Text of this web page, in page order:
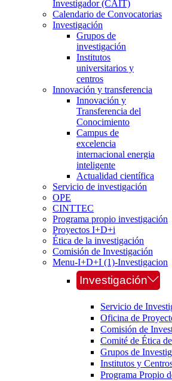
Investigador (CAIT)
Calendario de Convocatorias
Investigación
Grupos de
investigación
Institutos
universitarios y
centros
Innovación y transferencia
Innovación y
Transferencia del
Conocimiento
Campus de
excelencia
internacional energia
inteligente
Actualidad científica
Servicio de investigación
OPE
CINTTEC
Programa propio investigación
Proyectos I+D+i
Ética de la investigación
Comisión de Investigación
Menu-I+D+I (1)-Investigacion
Investigación
Servicio de
Oficina de
Comisión de
Comité de Ética
Grupos de
Institutos y
Programa Propio